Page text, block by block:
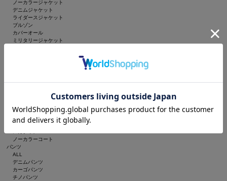
ノーカラージャケット
デニムジャケット
ライダースジャケット
ブルゾン
カバーオール
ミリタリージャケット
チェスターコート
マウンテンパーカー
ポンチョ
その他アウター
MA-1
ノーカラーコート
パンツ
ALL
デニムパンツ
カーゴパンツ
チノパンツ